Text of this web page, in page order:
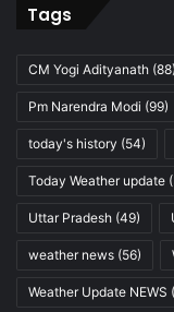
Tags
CM Yogi Adityanath (88)
Pm Narendra Modi (99)
today's history (54)
Today Weather update
Uttar Pradesh (49)
weather news (56)
Weather Update NEWS